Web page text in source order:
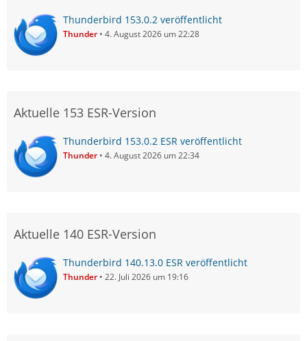
Thunderbird 153.0.2 veröffentlicht
Thunder 4. August 2026 um 22:28
Aktuelle 153 ESR-Version
Thunderbird 153.0.2 ESR veröffentlicht
Thunder 4. August 2026 um 22:34
Aktuelle 140 ESR-Version
Thunderbird 140.13.0 ESR veröffentlicht
Thunder 22. Juli 2026 um 19:16